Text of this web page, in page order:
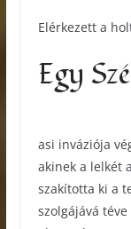
Elérkezett a
Egy
asi inváziója
akinek a lelkét
szakította ki a
szolgájává